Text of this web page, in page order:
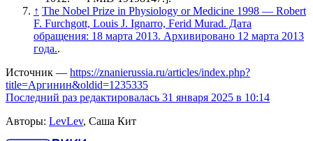
↑ The Nobel Prize in Physiology or Medicine 1998 — Robert
F. Furchgott, Louis J. Ignarro, Ferid Murad. Дата
обращения: 18 марта 2013. Архивировано 12 марта 2013
года..
Источник — https://znanierussia.ru/articles/index.php?
title=Аргинин&oldid=1235335
Последний раз редактировалась 31 января 2025 в 10:14
Авторы: LevLev, Саша Кит